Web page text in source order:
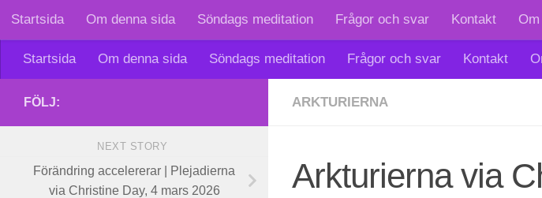
Skip to content
Startsida Om denna sida Söndags meditation Frågor och svar Kontakt
Startsida Om denna sida Söndags meditation Frågor och svar Kontakt
ARKTURIERNA
Arkturierna via
FÖLJ:
NEXT STORY
Förändring accelererar | Plejadierna
via Christine Day, 4 mars 2026